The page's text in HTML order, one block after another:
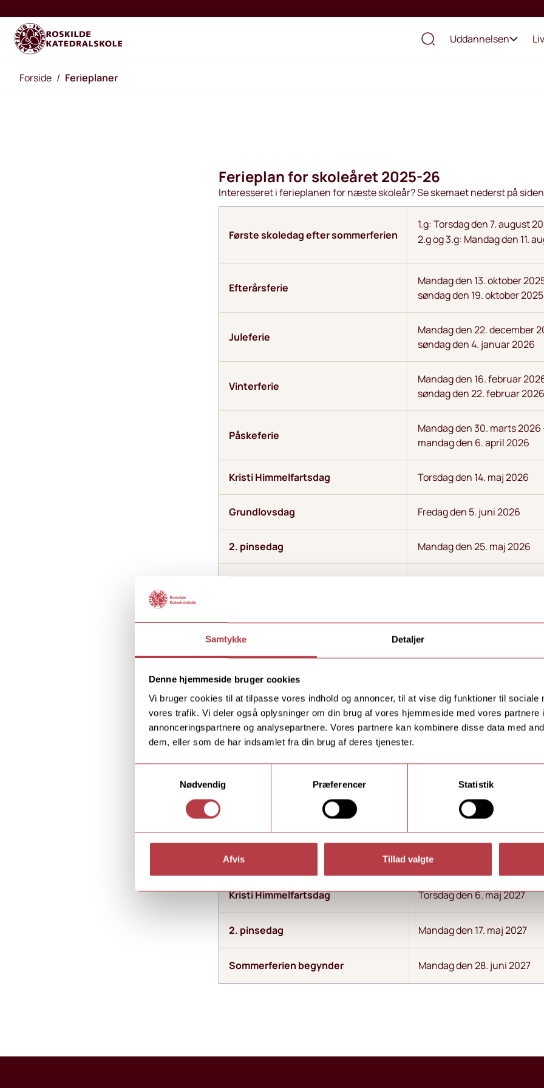
Samtykke Detaljer
Denne hjemmeside bruger cookies
Vi bruger cookies til at tilpasse vores indhold og annoncer, til at vise dig funktioner til sociale
vores trafik. Vi deler også oplysninger om din brug af vores hjemmeside med vores partnere
annonceringspartnere og analysepartnere. Vores partnere kan kombinere disse data med
dem, eller som de har indsamlet fra din brug af deres tjenester.
Nødvendig
Præferencer Statistik
Afvis Tillad valgte
Uddannelsen
Forside / Ferieplaner
Ferieplan for skoleåret 2025-26
Interesseret i ferieplanen for næste skoleår? Se skemaet nederst på
Første skoledag efter sommerferien
1.g: Torsdag den 7. august
2.g og 3.g: Mandag den 11.
Efterårsferie
Mandag den 13. oktober
søndag den 19. oktober 2025
Juleferie
Mandag den 22. december
søndag den 4. januar 2026
Vinterferie
Mandag den 16. februar
søndag den 22. februar 2026
Påskeferie
Mandag den 30. marts 2026
mandag den 6. april 2026
Kristi Himmelfartsdag Torsdag den 14. maj 2026
Grundlovsdag Fredag den 5. juni 2026
2. pinsedag Mandag den 25. maj 2026
1.g: Mandag den 10. august
2.g og 3.g: Tirsdag den 11.
Efterårsferie
Mandag den 12. oktober
søndag den 18. oktober 2026
søndag den 3. januar 2027
søndag den 28. februar 2027
Påskeferie
Mandag den 22. marts 2027
mandag den 29. marts 2027
Kristi Himmelfartsdag Torsdag den 6. maj 2027
2. pinsedag Mandag den 17. maj 2027
Sommerferien begynder Mandag den 28. juni 2027